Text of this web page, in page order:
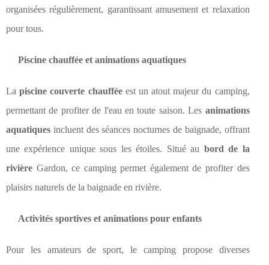
organisées régulièrement, garantissant amusement et relaxation
pour tous.
Piscine chauffée et animations aquatiques
Lapiscine couverte chaufféeest un atout majeur du camping,
permettant de profiter de l'eau en toute saison. Les animations
aquatiques incluent des séances nocturnes de baignade, offrant
une expérience unique sous les étoiles. Situé au bord de la
rivière Gardon, ce camping permet également de profiter des
plaisirs naturels de la baignade en rivière.
Activités sportives et animations pour enfants
Pour les amateurs de sport, le camping propose diverses